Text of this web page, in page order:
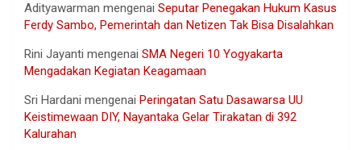
Adityawarman mengenai Seputar Penegakan Hukum Kasus
Ferdy Sambo, Pemerintah dan Netizen Tak Bisa Disalahkan
Rini Jayanti mengenai SMA Negeri 10 Yogyakarta
Mengadakan Kegiatan Keagamaan
Sri Hardani mengenai Peringatan Satu Dasawarsa UU
Keistimewaan DIY, Nayantaka Gelar Tirakatan di 392
Kalurahan